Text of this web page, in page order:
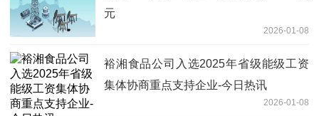
元
2026-01-08
裕湘食品公司入选2025年省级能级工资
集体协商重点支持企业-今日热讯
2026-01-08